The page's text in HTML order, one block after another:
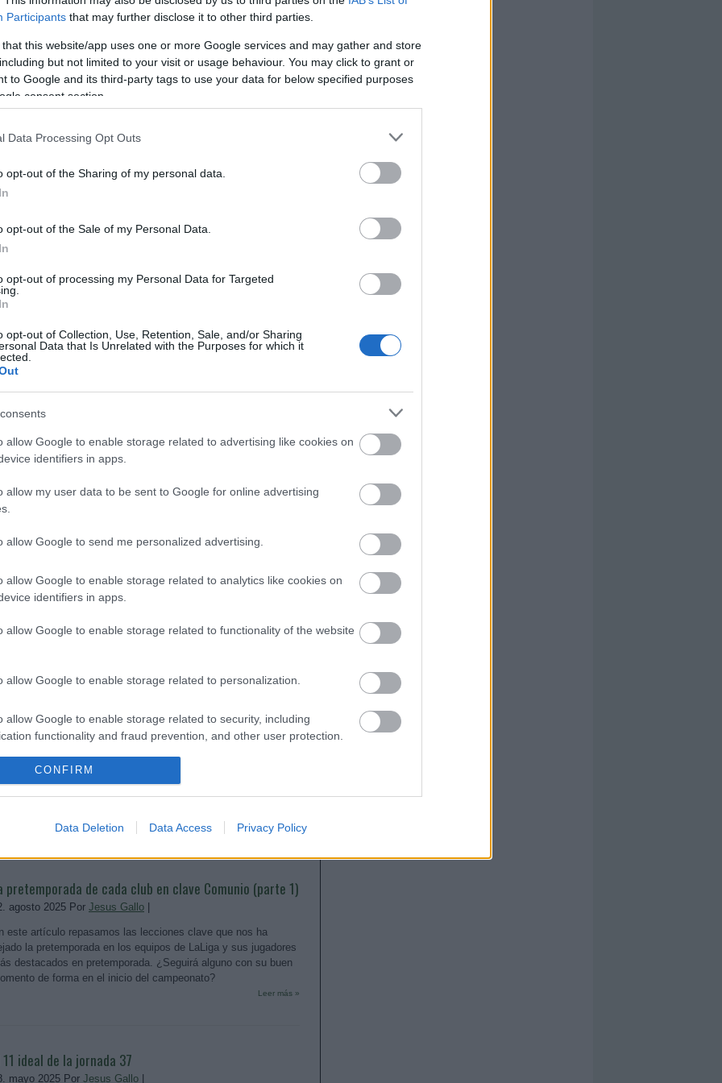
Participants that may further disclose it to other third parties.
that this website/app uses one or more Google services and may gather and store
but not limited to your visit or usage behaviour. You may click to grant or
to Google and its third-party tags to use your data for below specified purposes
consent section.
Data Processing Opt Outs
opt-out of the Sharing of my personal data.
opt-out of the Sale of my Personal Data.
opt-out of processing my Personal Data for Targeted
opt-out of Collection, Use, Retention, Sale, and/or Sharing
Data that Is Unrelated with the Purposes for which it
allow Google to enable storage related to advertising like cookies on
identifiers in apps.
allow my user data to be sent to Google for online advertising
allow Google to send me personalized advertising.
allow Google to enable storage related to analytics like cookies on
identifiers in apps.
allow Google to enable storage related to functionality of the website
allow Google to enable storage related to personalization.
allow Google to enable storage related to security, including
functionality and fraud prevention, and other user protection.
CONFIRM
Data Deletion Data Access Privacy Policy
Tendencias de mercado – octubre: los ganadores y
del mes
octubre 2025 PorJesus Gallo|
tendencia de los valores de mercado ha sido bastante estable
octubre. Repasamos las principales subidas y bajadas en los
octubre 2025 PorJesus Gallo|
Clásico acabó con victoria blanca por 2-1. A continuación
estadísticas principales por las que obtuvieron esas
noticias de última hora de la jornada 9
las noticias de última hora de cada equipo antes del
de esta nueva fecha del campeonato.
noticias de última hora de la jornada 6
jornada 6 de LaLiga arranca esta tarde a las 19:00 horas.
las noticias de última hora de cada equipo antes del
Leer más »
médico: los lesionados de la jornada 5
septiembre 2025 PorJesus Gallo|
jornada 5 de LaLiga 25/26 nos dejó varios lesionados, cómo
y Alfon. Repasamos su estado y posible tiempo de baja en
pretemporada de cada club en clave Comunio (parte 1)
agosto 2025 Por Jesus Gallo
este artículo repasamos las lecciones clave que nos ha
la pretemporada en los equipos de LaLiga y sus jugadores
destacados en pretemporada. ¿Seguirá alguno con su buen
de forma en el inicio del campeonato?
Leer más »
11 ideal de la jornada 37
mayo 2025 Por Jesus Gallo